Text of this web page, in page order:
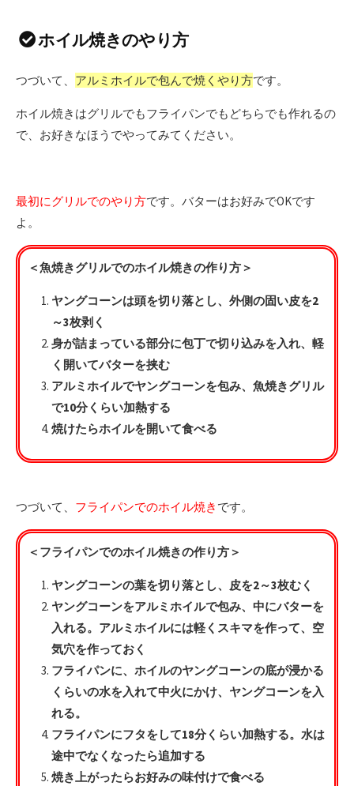
ホイル焼きのやり方
つづいて、 アルミホイルで包んで焼くやり方です。
ホイル焼きはグリルでもフライパンでもどちらでも作れるの
で、お好きなほうでやってみてください。
最初にグリルでのやり方です。バターはお好みでOKです
よ。
＜魚焼きグリルでのホイル焼きの作り方＞
ヤングコーンは頭を切り落とし、外側の固い皮を2
～3枚剥く
身が詰まっている部分に包丁で切り込みを入れ、軽
く開いてバターを挟む
アルミホイルでヤングコーンを包み、魚焼きグリル
で10分くらい加熱する
焼けたらホイルを開いて食べる
つづいて、 フライパンでのホイル焼き です。
＜フライパンでのホイル焼きの作り方＞
ヤングコーンの葉を切り落とし、皮を2～3枚むく
ヤングコーンをアルミホイルで包み、中にバターを
入れる。アルミホイルには軽くスキマを作って、空
気穴を作っておく
フライパンに、ホイルのヤングコーンの底が浸かる
くらいの水を入れて中火にかけ、ヤングコーンを入
れる。
フライパンにフタをして18分くらい加熱する。水は
途中でなくなったら追加する
焼き上がったらお好みの味付けで食べる